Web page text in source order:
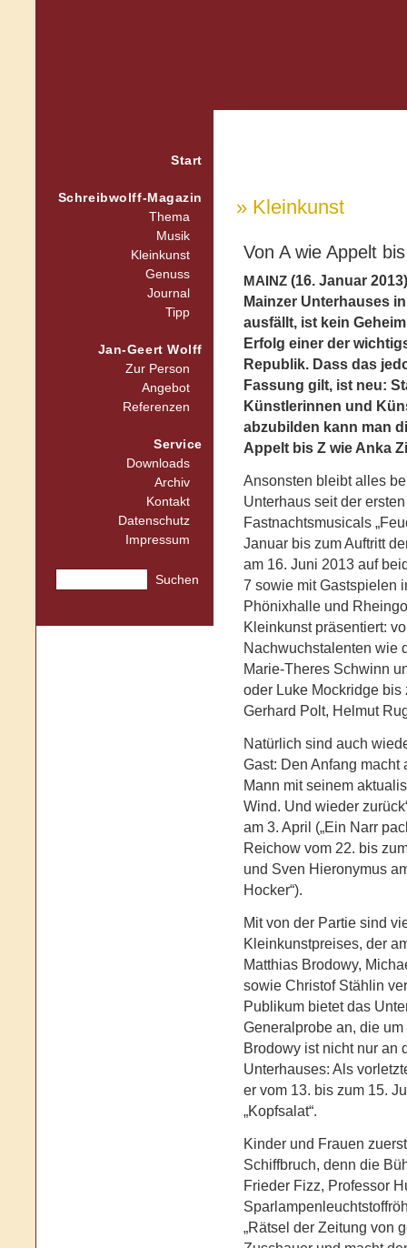
Start
Schreibwolff-Magazin
Thema
Musik
Kleinkunst
Genuss
Journal
Tipp
Jan-Geert Wolff
Zur Person
Angebot
Referenzen
Service
Downloads
Archiv
Kontakt
Datenschutz
Impressum
Suchen
» Kleinkunst
Von A wie Appelt
MAINZ (16. Januar
Mainzer Unterhauses
ausfällt, ist kein
Erfolg einer der
Republik. Dass das
Fassung gilt, ist neu:
Künstlerinnen und
abzubilden kann man
Appelt bis Z wie Anka
Ansonsten bleibt alles
Unterhaus seit der
Fastnachtsmusicals
Januar bis zum Auftritt
am 16. Juni 2013 auf
7 sowie mit Gastspielen
Phönixhalle und
Kleinkunst präsentiert:
Nachwuchstalenten wie
Marie-Theres Schwinn
oder Luke Mockridge
Gerhard Polt, Helmut
Natürlich sind auch
Gast: Den Anfang macht
Mann mit seinem
Wind. Und wieder
am 3. April („Ein Narr
Reichow vom 22. bis
und Sven Hieronymus
Hocker“).
Mit von der Partie sind
Kleinkunstpreises, der
Matthias Brodowy,
sowie Christof Stählin
Publikum bietet das
Generalprobe an, die
Brodowy ist nicht nur an
Unterhauses: Als
er vom 13. bis zum 15.
„Kopfsalat“.
Kinder und Frauen
Schiffbruch, denn die
Frieder Fizz, Professor
„Rätsel der Zeitung von